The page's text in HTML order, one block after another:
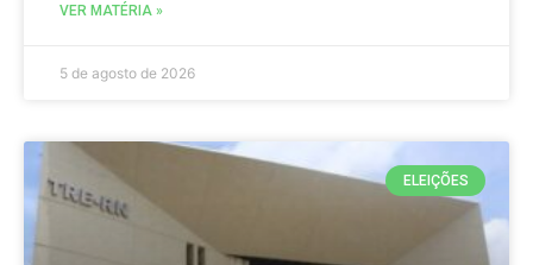
VER MATÉRIA »
5 de agosto de 2026
ELEIÇÕES